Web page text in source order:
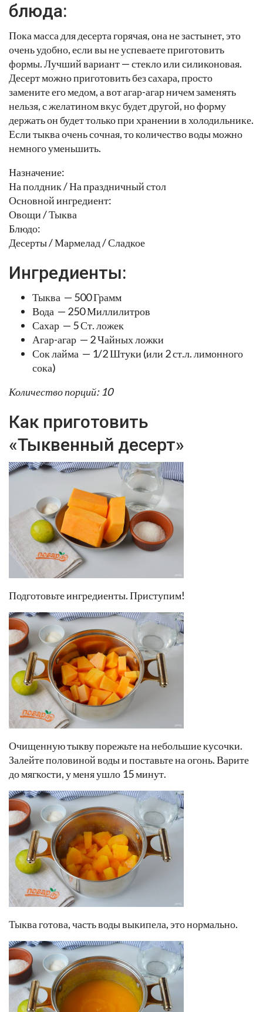
блюда:
Пока масса для десерта горячая, она не застынет, это
очень удобно, если вы не успеваете приготовить
формы. Лучший вариант — стекло или силиконовая.
Десерт можно приготовить без сахара, просто
замените его медом, а вот агар-агар ничем заменять
нельзя, с желатином вкус будет другой, но форму
держать он будет только при хранении в холодильнике.
Если тыква очень сочная, то количество воды можно
немного уменьшить.
Назначение:
На полдник / На праздничный стол
Основной ингредиент:
Овощи / Тыква
Блюдо:
Десерты / Мармелад / Сладкое
Ингредиенты:
Тыква — 500 Грамм
Вода — 250 Миллилитров
Сахар — 5 Ст. ложек
Агар-агар — 2 Чайных ложки
Сок лайма — 1/2 Штуки (или 2 ст.л. лимонного
сока)
Количество порций: 10
Как приготовить
«Тыквенный десерт»
Подготовьте ингредиенты. Приступим!
Очищенную тыкву порежьте на небольшие кусочки.
Залейте половиной воды и поставьте на огонь. Варите
до мягкости, у меня ушло 15 минут.
Тыква готова, часть воды выкипела, это нормально.